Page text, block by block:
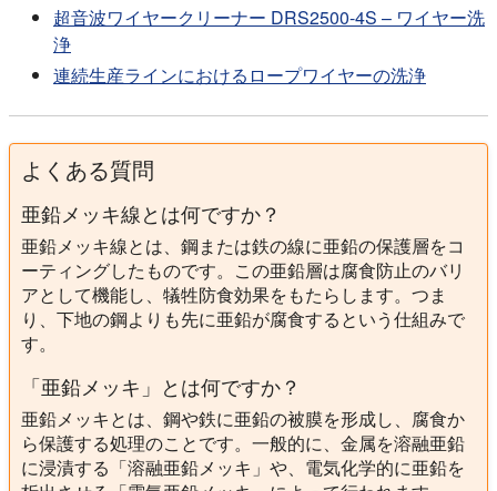
超音波ワイヤークリーナー DRS2500-4S – ワイヤー洗
浄
連続生産ラインにおけるロープワイヤーの洗浄
よくある質問
亜鉛メッキ線とは何ですか？
亜鉛メッキ線とは、鋼または鉄の線に亜鉛の保護層をコ
ーティングしたものです。この亜鉛層は腐食防止のバリ
アとして機能し、犠牲防食効果をもたらします。つま
り、下地の鋼よりも先に亜鉛が腐食するという仕組みで
す。
「亜鉛メッキ」とは何ですか？
亜鉛メッキとは、鋼や鉄に亜鉛の被膜を形成し、腐食か
ら保護する処理のことです。一般的に、金属を溶融亜鉛
に浸漬する「溶融亜鉛メッキ」や、電気化学的に亜鉛を